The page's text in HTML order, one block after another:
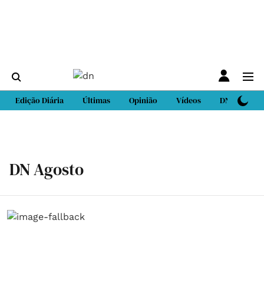
Edição Diária Últimas Opinião Vídeos DN Sport
DN Agosto